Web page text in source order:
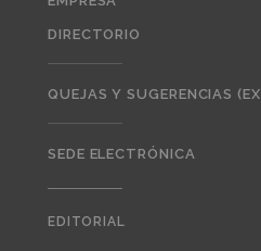
DIRECTORIO
QUEJAS Y SUGERENCIAS
SEDE ELECTRÓNICA
EDITORIAL